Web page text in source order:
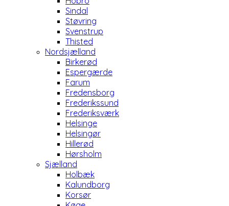
Sindal
Støvring
Svenstrup
Thisted
Nordsjælland
Birkerød
Espergærde
Farum
Fredensborg
Frederikssund
Frederiksværk
Helsinge
Helsingør
Hillerød
Hørsholm
Sjælland
Holbæk
Kalundborg
Korsør